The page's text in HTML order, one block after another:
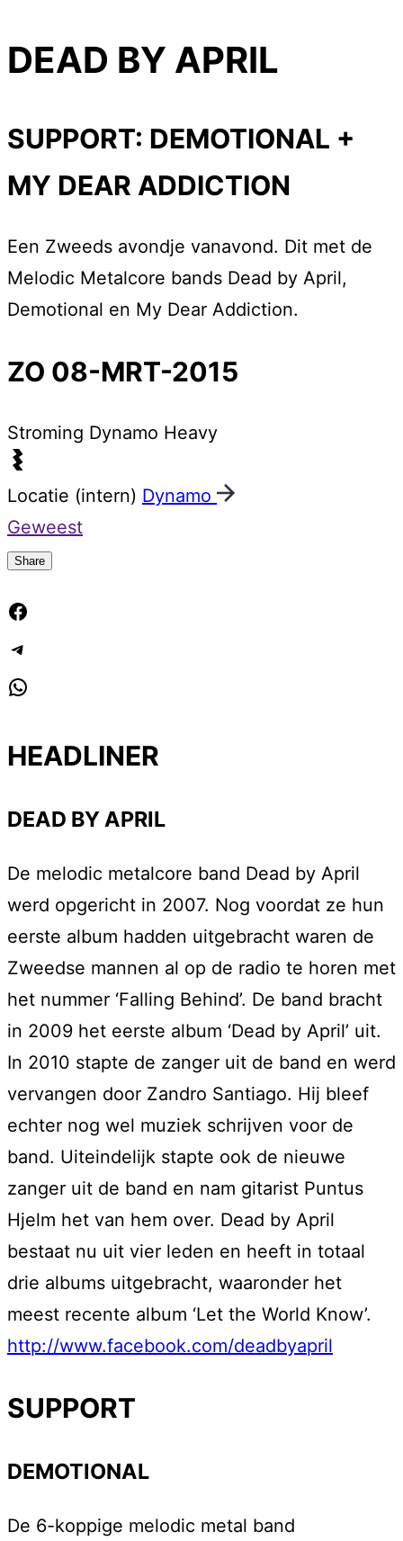
DEAD BY APRIL
SUPPORT: DEMOTIONAL +
MY DEAR ADDICTION
Een Zweeds avondje vanavond. Dit met de
Melodic Metalcore bands Dead by April,
Demotional en My Dear Addiction.
ZO 08-MRT-2015
Stroming Dynamo Heavy
Locatie (intern) Dynamo
Geweest
Share
HEADLINER
DEAD BY APRIL
De melodic metalcore band Dead by April
werd opgericht in 2007. Nog voordat ze hun
eerste album hadden uitgebracht waren de
Zweedse mannen al op de radio te horen met
het nummer ‘Falling Behind’. De band bracht
in 2009 het eerste album ‘Dead by April’ uit.
In 2010 stapte de zanger uit de band en werd
vervangen door Zandro Santiago. Hij bleef
echter nog wel muziek schrijven voor de
band. Uiteindelijk stapte ook de nieuwe
zanger uit de band en nam gitarist Puntus
Hjelm het van hem over. Dead by April
bestaat nu uit vier leden en heeft in totaal
drie albums uitgebracht, waaronder het
meest recente album ‘Let the World Know’.
http://www.facebook.com/deadbyapril
SUPPORT
DEMOTIONAL
De 6-koppige melodic metal band